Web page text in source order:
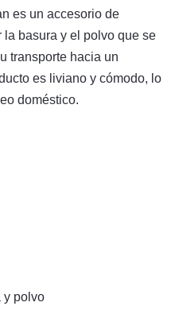
es un accesorio de
la basura y el polvo que se
transporte hacia un
es liviano y cómodo, lo
doméstico.
y polvo